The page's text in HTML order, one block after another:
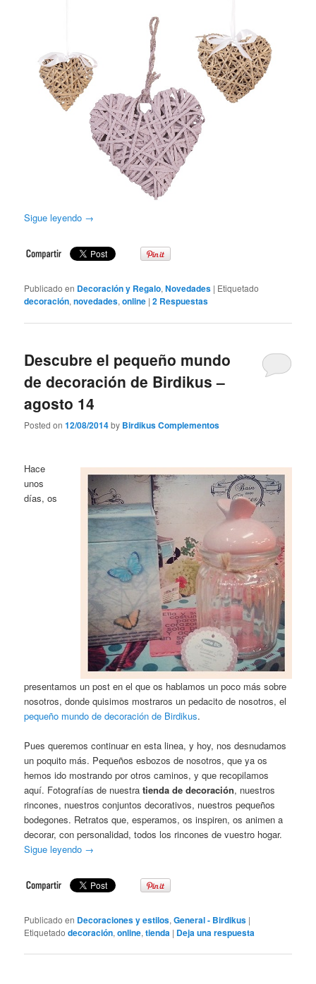
Sigue leyendo →
Publicado en Decoración y Regalo,Novedades | Etiquetado
decoración,novedades,online |2 Respuestas
Descubre el pequeño mundo
de decoración de Birdikus –
agosto 14
Posted on12/08/2014by Birdikus Complementos
Hace
unos
días, os
presentamos un post en el que os hablamos un poco más sobre
nosotros, donde quisimos mostraros un pedacito de nosotros, el
pequeño mundo de decoración de Birdikus.
Pues queremos continuar en esta linea, y hoy, nos desnudamos
un poquito más. Pequeños esbozos de nosotros, que ya os
hemos ido mostrando por otros caminos, y que recopilamos
aquí. Fotografías de nuestratienda de decoración, nuestros
rincones, nuestros conjuntos decorativos, nuestros pequeños
bodegones. Retratos que, esperamos, os inspiren, os animen a
decorar, con personalidad, todos los rincones de vuestro hogar.
Sigue leyendo →
Publicado en Decoraciones y estilos,General - Birdikus |
Etiquetado decoración,online,tienda | Deja una respuesta